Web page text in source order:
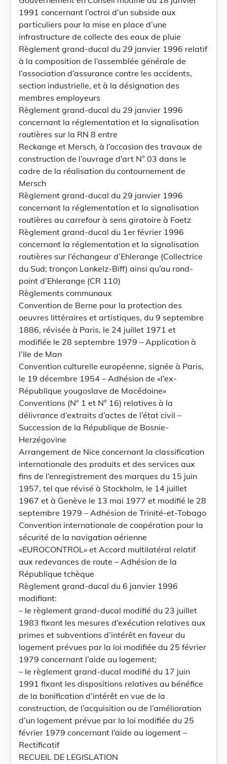
1991 concernant l’octroi d’un subside aux
particuliers pour la mise en place d’une
infrastructure de collecte des eaux de pluie
Règlement grand-ducal du 29 janvier 1996 relatif
à la composition de l’assemblée générale de
l’association d’assurance contre les accidents,
section industrielle, et à la désignation des
membres employeurs
Règlement grand-ducal du 29 janvier 1996
concernant la réglementation et la signalisation
routières sur la RN 8 entre
Reckange et Mersch, à l’occasion des travaux de
construction de l’ouvrage d’art N° 03 dans le
cadre de la réalisation du contournement de
Mersch
Règlement grand-ducal du 29 janvier 1996
concernant la réglementation et la signalisation
routières au carrefour à sens giratoire à Foetz
Règlement grand-ducal du 1er février 1996
concernant la réglementation et la signalisation
routières sur l’échangeur d’Ehlerange (Collectrice
du Sud; tronçon Lankelz-Biff) ainsi qu’au rond-
point d’Ehlerange (CR 110)
Règlements communaux
Convention de Berne pour la protection des
oeuvres littéraires et artistiques, du 9 septembre
1886, révisée à Paris, le 24 juillet 1971 et
modifiée le 28 septembre 1979 – Application à
l’Ile de Man
Convention culturelle européenne, signée à Paris,
le 19 décembre 1954 – Adhésion de «l’ex-
République yougoslave de Macédoine»
Conventions (N° 1 et N° 16) relatives à la
délivrance d’extraits d’actes de l’état civil –
Succession de la République de Bosnie-
Herzégovine
Arrangement de Nice concernant la classification
internationale des produits et des services aux
fins de l’enregistrement des marques du 15 juin
1957, tel que révisé à Stockholm, le 14 juillet
1967 et à Genève le 13 mai 1977 et modifié le 28
septembre 1979 – Adhésion de Trinité-et-Tobago
Convention internationale de coopération pour la
sécurité de la navigation aérienne
«EUROCONTROL» et Accord multilatéral relatif
aux redevances de route – Adhésion de la
République tchèque
Règlement grand-ducal du 6 janvier 1996
modifiant:
– le règlement grand-ducal modifié du 23 juillet
1983 fixant les mesures d’exécution relatives aux
primes et subventions d’intérêt en faveur du
logement prévues par la loi modifiée du 25 février
1979 concernant l’aide au logement;
– le règlement grand-ducal modifié du 17 juin
1991 fixant les dispositions relatives au bénéfice
de la bonification d’intérêt en vue de la
construction, de l’acquisition ou de l’amélioration
d’un logement prévue par la loi modifiée du 25
février 1979 concernant l’aide au logement –
Rectificatif
RECUEIL DE LEGISLATION